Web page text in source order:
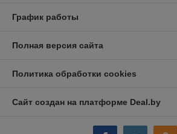
График работы
Полная версия сайта
Политика обработки cookies
Сайт создан на платформе Deal.by